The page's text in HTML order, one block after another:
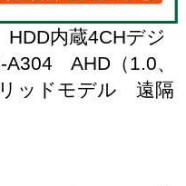
内蔵4CHデジ
AHD（1.0、
ッドモデル 遠隔